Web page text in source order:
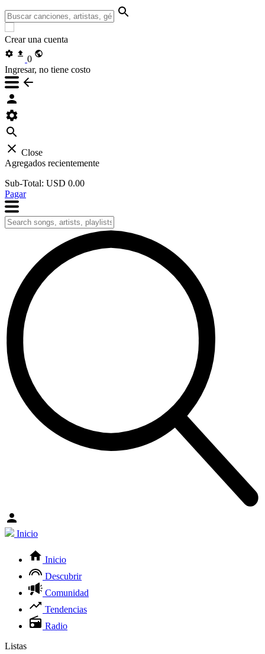
Crear una cuenta
0
Ingresar, no tiene costo
Close
Agregados recientemente
Sub-Total: USD 0.00
Pagar
Inicio
Inicio
Descubrir
Comunidad
Tendencias
Radio
Listas